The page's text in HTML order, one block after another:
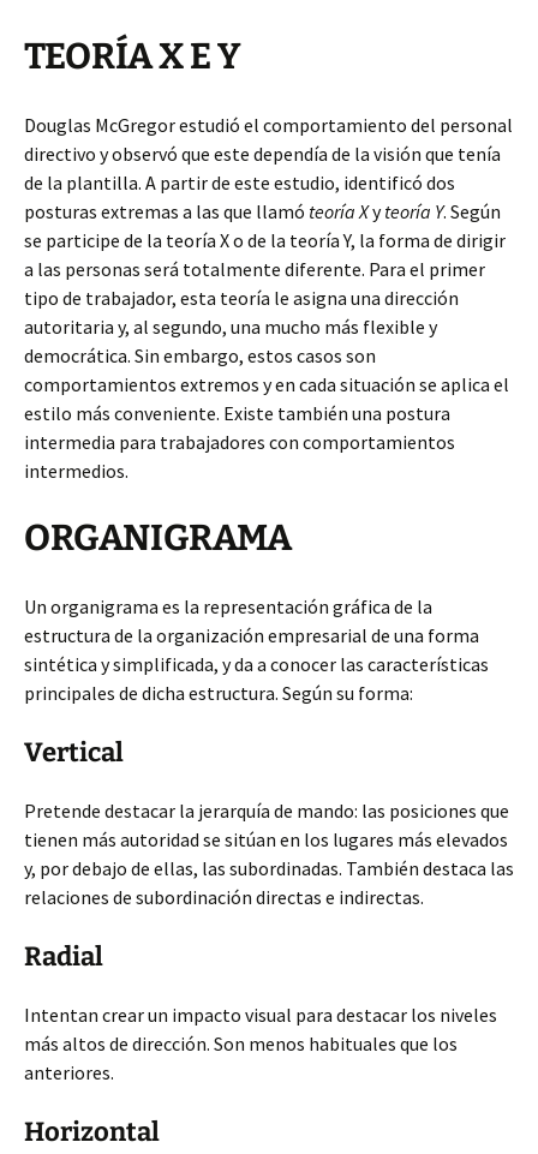
TEORÍA X E Y
Douglas McGregor estudió el comportamiento del personal
directivo y observó que este dependía de la visión que tenía
de la plantilla. A partir de este estudio, identificó dos
posturas extremas a las que llamó teoría Xyteoría Y. Según
se participe de la teoría X o de la teoría Y, la forma de dirigir
a las personas será totalmente diferente. Para el primer
tipo de trabajador, esta teoría le asigna una dirección
autoritaria y, al segundo, una mucho más flexible y
democrática. Sin embargo, estos casos son
comportamientos extremos y en cada situación se aplica el
estilo más conveniente. Existe también una postura
intermedia para trabajadores con comportamientos
intermedios.
ORGANIGRAMA
Un organigrama es la representación gráfica de la
estructura de la organización empresarial de una forma
sintética y simplificada, y da a conocer las características
principales de dicha estructura. Según su forma:
Vertical
Pretende destacar la jerarquía de mando: las posiciones que
tienen más autoridad se sitúan en los lugares más elevados
y, por debajo de ellas, las subordinadas. También destaca las
relaciones de subordinación directas e indirectas.
Radial
Intentan crear un impacto visual para destacar los niveles
más altos de dirección. Son menos habituales que los
anteriores.
Horizontal